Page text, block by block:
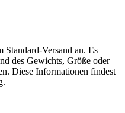
Versand an. Es
des Gewichts, Größe oder
Diese Informationen findest